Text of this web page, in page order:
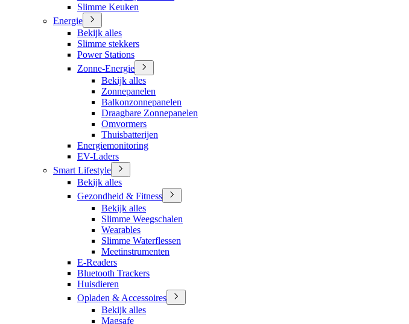
Slimme Keuken
Energie
Bekijk alles
Slimme stekkers
Power Stations
Zonne-Energie
Bekijk alles
Zonnepanelen
Balkonzonnepanelen
Draagbare Zonnepanelen
Omvormers
Thuisbatterijen
Energiemonitoring
EV-Laders
Smart Lifestyle
Bekijk alles
Gezondheid & Fitness
Bekijk alles
Slimme Weegschalen
Wearables
Slimme Waterflessen
Meetinstrumenten
E-Readers
Bluetooth Trackers
Huisdieren
Opladen & Accessoires
Bekijk alles
Magsafe